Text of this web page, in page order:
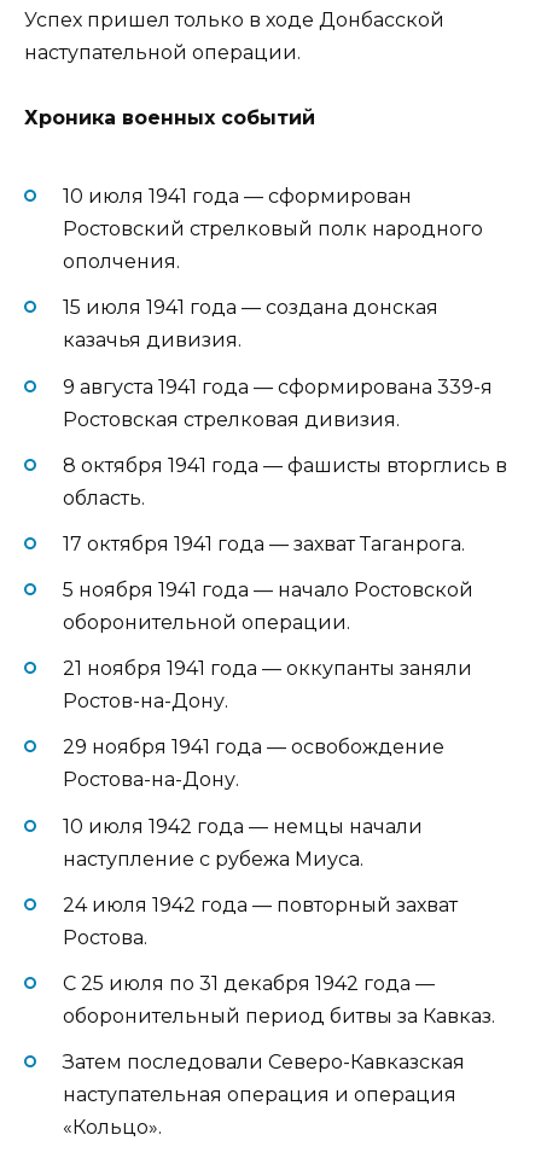
Успех пришел только в ходе Донбасской
наступательной операции.
Хроника военных событий
10 июля 1941 года — сформирован
Ростовский стрелковый полк народного
ополчения.
15 июля 1941 года — создана донская
казачья дивизия.
9 августа 1941 года — сформирована 339-я
Ростовская стрелковая дивизия.
8 октября 1941 года — фашисты вторглись в
область.
17 октября 1941 года — захват Таганрога.
5 ноября 1941 года — начало Ростовской
оборонительной операции.
21 ноября 1941 года — оккупанты заняли
Ростов-на-Дону.
29 ноября 1941 года — освобождение
Ростова-на-Дону.
10 июля 1942 года — немцы начали
наступление с рубежа Миуса.
24 июля 1942 года — повторный захват
Ростова.
С 25 июля по 31 декабря 1942 года —
оборонительный период битвы за Кавказ.
Затем последовали Северо-Кавказская
наступательная операция и операция
«Кольцо».